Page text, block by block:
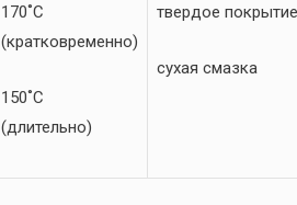
170˚C
(кратковременно)
150˚C
(длительно)
твердое покрытие
сухая смазка